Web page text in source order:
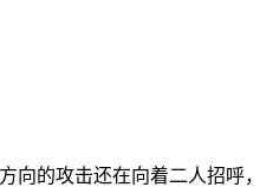
向的攻击还在向着二人招呼，